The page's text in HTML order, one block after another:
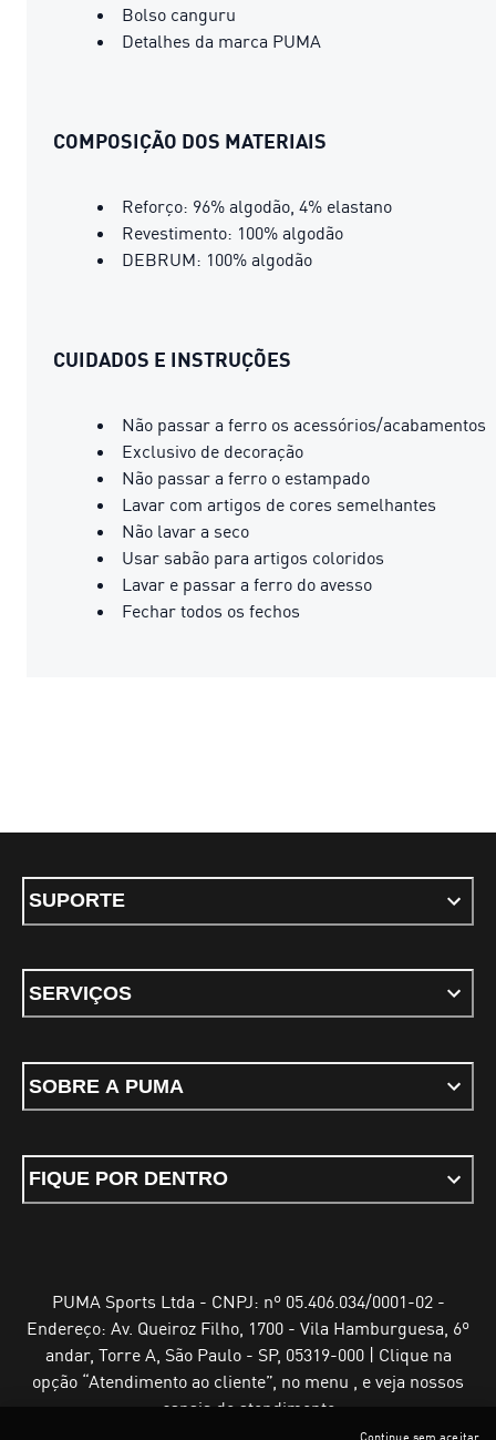
Bolso canguru
Detalhes da marca PUMA
COMPOSIÇÃO DOS MATERIAIS
Reforço: 96% algodão, 4% elastano
Revestimento: 100% algodão
DEBRUM: 100% algodão
CUIDADOS E INSTRUÇÕES
Não passar a ferro os acessórios/acabamentos
Exclusivo de decoração
Não passar a ferro o estampado
Lavar com artigos de cores semelhantes
Não lavar a seco
Usar sabão para artigos coloridos
Lavar e passar a ferro do avesso
Fechar todos os fechos
SUPORTE
SERVIÇOS
SOBRE A PUMA
FIQUE POR DENTRO
PUMA Sports Ltda - CNPJ: nº 05.406.034/0001-02 -
Endereço: Av. Queiroz Filho, 1700 - Vila Hamburguesa, 6º
andar, Torre A, São Paulo - SP, 05319-000 | Clique na
opção “Atendimento ao cliente”, no menu , e veja nossos
canais de atendimento
Continue sem aceitar